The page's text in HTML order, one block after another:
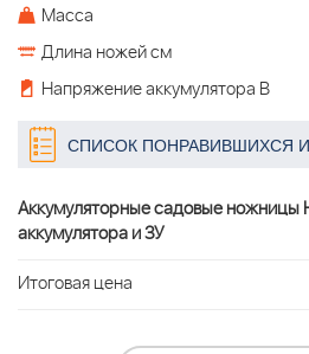
Масса
Длина ножей см
Напряжение аккумулятора В
СПИСОК ПОНРАВИВШИХСЯ
Аккумуляторные садовые ножницы
аккумулятора и ЗУ
Итоговая цена